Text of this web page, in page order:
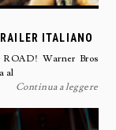
ITALIANO
Warner Bros
al
Continua a leggere